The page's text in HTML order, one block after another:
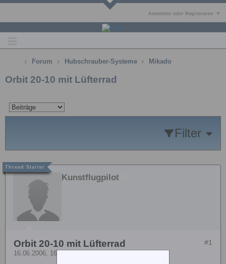
Anmelden oder Registrieren
Forum Hubschrauber-Systeme Mikado
Orbit 20-10 mit Lüfterrad
Filter
Kunstflugpilot
#1
Orbit 20-10 mit Lüfterrad
16.06.2006, 16:28